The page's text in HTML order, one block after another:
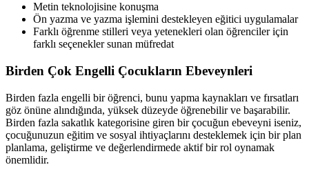
Metin teknolojisine konuşma
Ön yazma ve yazma işlemini destekleyen eğitici uygulamalar
Farklı öğrenme stilleri veya yetenekleri olan öğrenciler için
farklı seçenekler sunan müfredat
Birden Çok Engelli Çocukların Ebeveynleri
Birden fazla engelli bir öğrenci, bunu yapma kaynakları ve fırsatları
göz önüne alındığında, yüksek düzeyde öğrenebilir ve başarabilir.
Birden fazla sakatlık kategorisine giren bir çocuğun ebeveyni iseniz,
çocuğunuzun eğitim ve sosyal ihtiyaçlarını desteklemek için bir plan
planlama, geliştirme ve değerlendirmede aktif bir rol oynamak
önemlidir.